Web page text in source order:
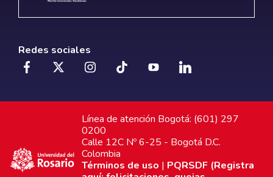
Redes sociales
Línea de atención Bogotá: (601) 297
0200
Calle 12C Nº 6-25 - Bogotá D.C.
Colombia
Términos de uso | PQRSDF (Registra